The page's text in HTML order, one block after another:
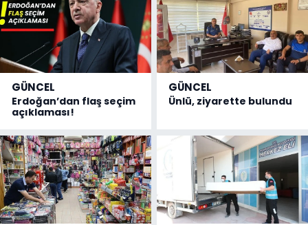
GÜNCEL
Erdoğan’dan flaş seçim
açıklaması!
GÜNCEL
Ünlü, ziyarette bulundu